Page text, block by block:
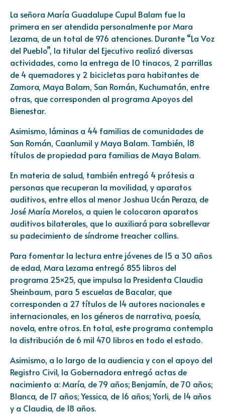
La señora María Guadalupe Cupul Balam fue la
primera en ser atendida personalmente por Mara
Lezama, de un total de 976 atenciones. Durante “La Voz
del Pueblo”, la titular del Ejecutivo realizó diversas
actividades, como la entrega de 10 tinacos, 2 parrillas
de 4 quemadores y 2 bicicletas para habitantes de
Zamora, Maya Balam, San Román, Kuchumatán, entre
otras, que corresponden al programa Apoyos del
Bienestar.
Asimismo, láminas a 44 familias de comunidades de
San Román, Caanlumil y Maya Balam. También, 18
títulos de propiedad para familias de Maya Balam.
En materia de salud, también entregó 4 prótesis a
personas que recuperan la movilidad, y aparatos
auditivos, entre ellos al menor Joshua Ucán Peraza, de
José María Morelos, a quien le colocaron aparatos
auditivos bilaterales, que lo auxiliará para sobrellevar
su padecimiento de síndrome treacher collins.
Para fomentar la lectura entre jóvenes de 15 a 30 años
de edad, Mara Lezama entregó 855 libros del
programa 25×25, que impulsa la Presidenta Claudia
Sheinbaum, para 5 escuelas de Bacalar, que
corresponden a 27 títulos de 14 autores nacionales e
internacionales, en los géneros de narrativa, poesía,
novela, entre otros. En total, este programa contempla
la distribución de 6 mil 470 libros en todo el estado.
Asimismo, a lo largo de la audiencia y con el apoyo del
Registro Civil, la Gobernadora entregó actas de
nacimiento a: María, de 79 años; Benjamín, de 70 años;
Blanca, de 17 años; Yessica, de 16 años; Yorli, de 14 años
y a Claudia, de 18 años.